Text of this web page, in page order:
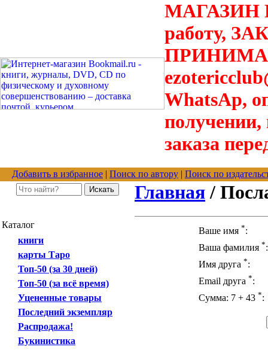
МАГАЗИН
работу,
WhatsAp,
получении,
заказа
Добавить в избранное | Поиск по автору | Поиск по
Каталог
книги
карты Таро
Топ-50 (за 30 дней)
Топ-50 (за всё время)
Уцененные товары
Последний экземпляр
Распродажа!
Букинистика
Главная /
Ваше имя *:
Ваша фамилия *:
Имя друга *:
Email друга *:
Сумма: 7 + 43 *: